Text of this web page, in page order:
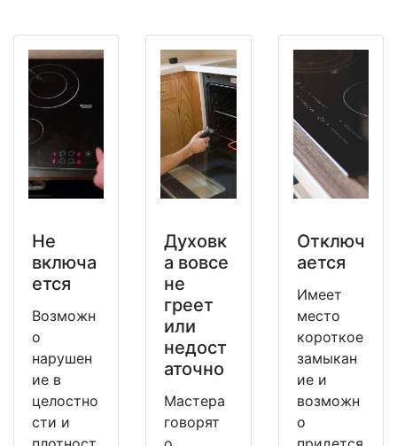
Не
включа
ется
Возможн
о
нарушен
ие в
целостно
сти и
Духовк
а вовсе
не
греет
или
недост
аточно
Мастера
говорят
Отключ
ается
Имеет
место
короткое
замыкан
ие и
возможн
о